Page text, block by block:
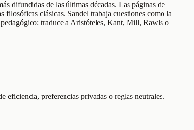
difundidas de las últimas décadas. Las páginas de
clásicas. Sandel trabaja cuestiones como la
traduce a Aristóteles, Kant, Mill, Rawls o
eficiencia, preferencias privadas o reglas neutrales.